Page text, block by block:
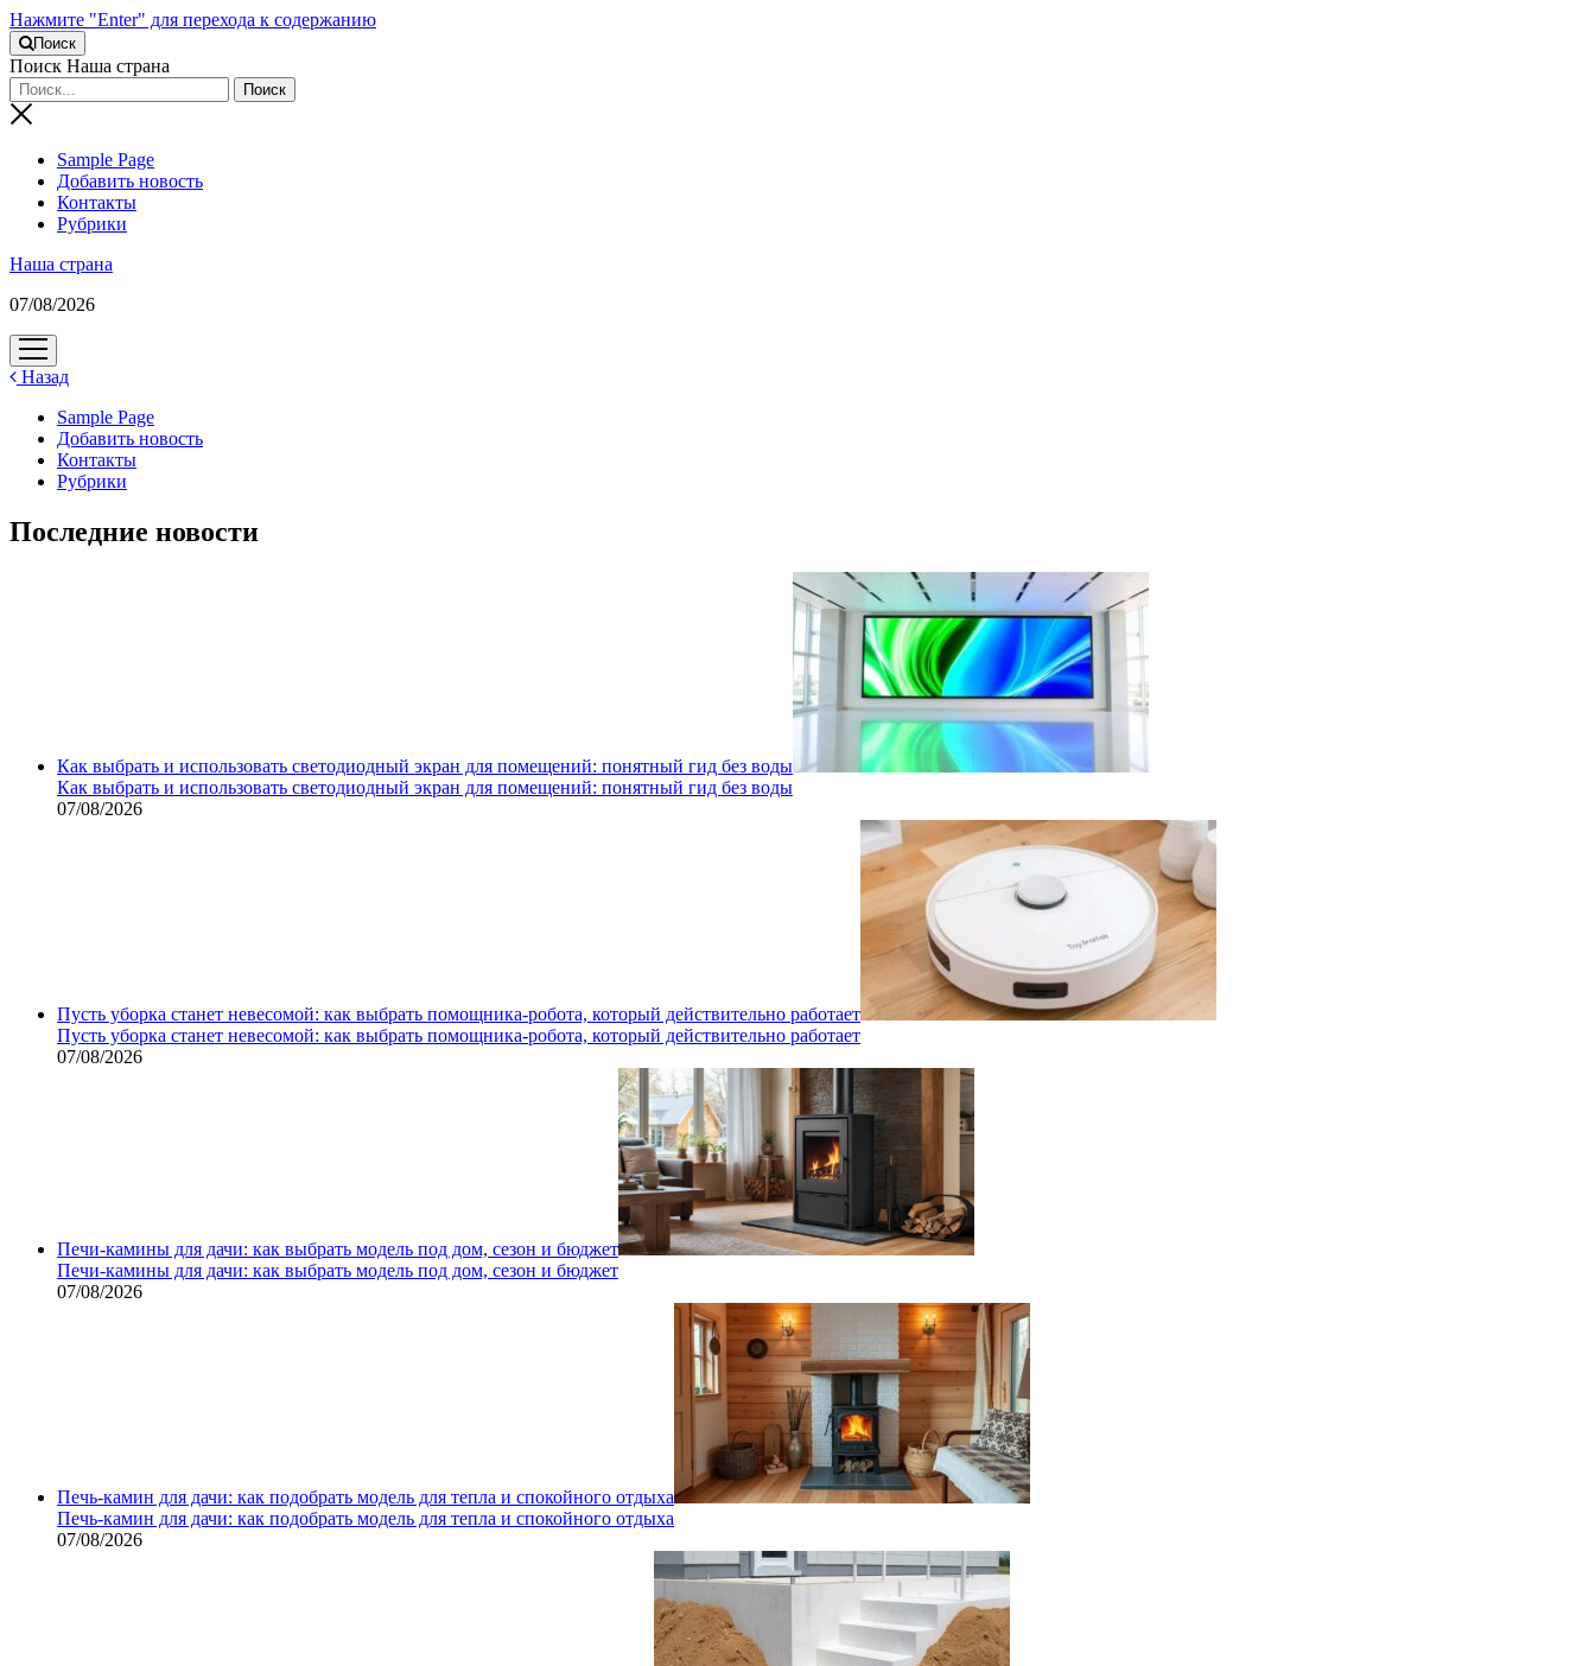
Нажмите "Enter" для перехода к содержанию
Поиск
Поиск Наша страна
Sample Page
Добавить новость
Контакты
Рубрики
Наша страна
07/08/2026
открыть
меню
Назад
Sample Page
Добавить новость
Контакты
Рубрики
Последние новости
Как выбрать и использовать светодиодный экран для помещений: понятный гид без воды
Как выбрать и использовать светодиодный экран для помещений: понятный гид без воды
07/08/2026
Пусть уборка станет невесомой: как выбрать помощника‑робота, который действительно работает
Пусть уборка станет невесомой: как выбрать помощника‑робота, который действительно работает
07/08/2026
Печи-камины для дачи: как выбрать модель под дом, сезон и бюджет
Печи-камины для дачи: как выбрать модель под дом, сезон и бюджет
07/08/2026
Печь-камин для дачи: как подобрать модель для тепла и спокойного отдыха
Печь-камин для дачи: как подобрать модель для тепла и спокойного отдыха
07/08/2026